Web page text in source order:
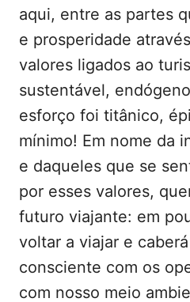
aqui, entre as partes
e prosperidade
valores ligados ao
sustentável,
esforço foi titânico,
mínimo! Em nome da
e daqueles que se
por esses valores,
futuro viajante: em
voltar a viajar e
consciente com os
com nosso meio